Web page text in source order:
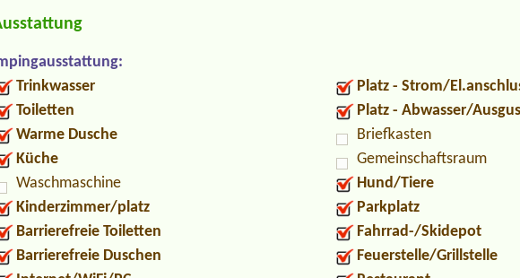
Trinkwasser
Toiletten
Warme Dusche
Küche
Waschmaschine
Kinderzimmer/platz
Barrierefreie Toiletten
Barrierefreie Duschen
Platz - Strom/
Platz - Abwasser/
Briefkasten
Gemeinschaftsraum
Hund/Tiere
Parkplatz
Fahrrad-/Skidepot
Feuerstelle/Grillstelle